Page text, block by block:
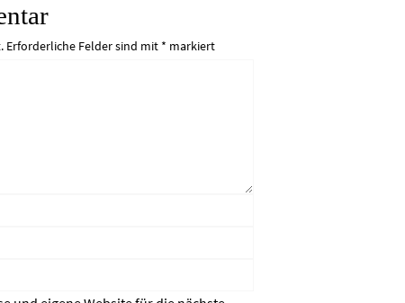
Erforderliche Felder sind mit * markiert